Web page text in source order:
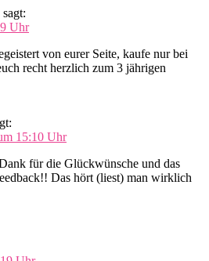
sagt:
Uhr
von eurer Seite, kaufe nur bei
recht herzlich zum 3 jährigen
15:10 Uhr
für die Glückwünsche und das
Das hört (liest) man wirklich